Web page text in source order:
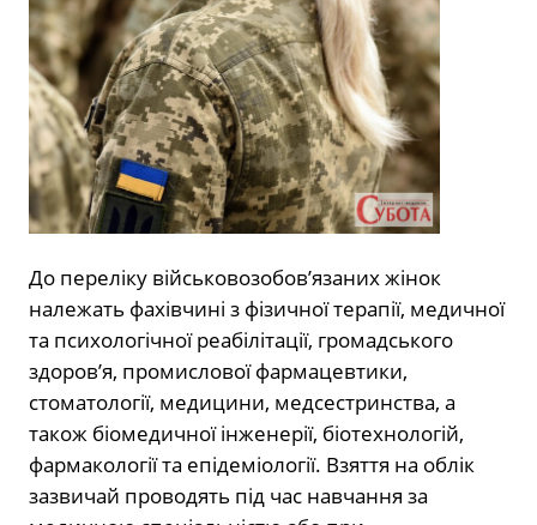
До переліку військовозобов’язаних жінок
належать фахівчині з фізичної терапії, медичної
та психологічної реабілітації, громадського
здоров’я, промислової фармацевтики,
стоматології, медицини, медсестринства, а
також біомедичної інженерії, біотехнологій,
фармакології та епідеміології. Взяття на облік
зазвичай проводять під час навчання за